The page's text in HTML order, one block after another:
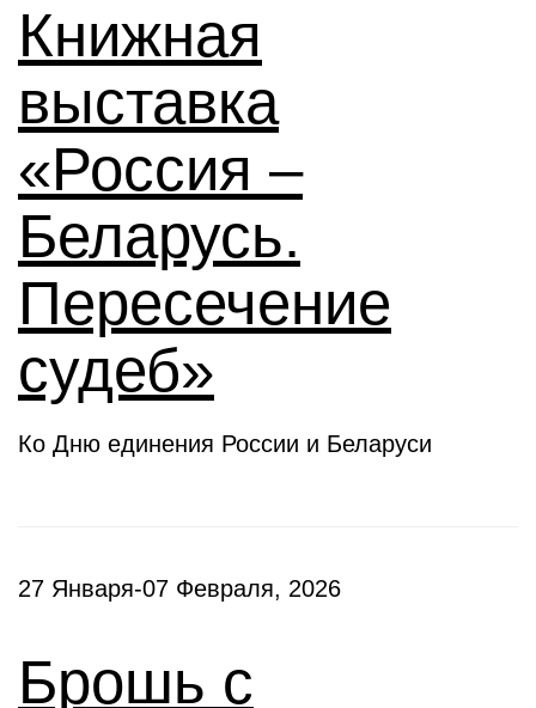
Книжная
выставка
«Россия –
Беларусь.
Пересечение
судеб»
Ко Дню единения России и Беларуси
27 Января-07 Февраля, 2026
Брошь с